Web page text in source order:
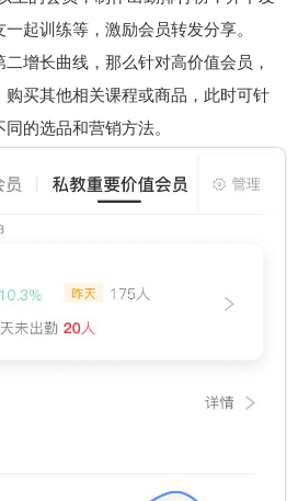
起训练等，激励会员转发分享。
增长曲线，那么针对高价值会员，
买其他相关课程或商品，此时可针
的选品和营销方法。